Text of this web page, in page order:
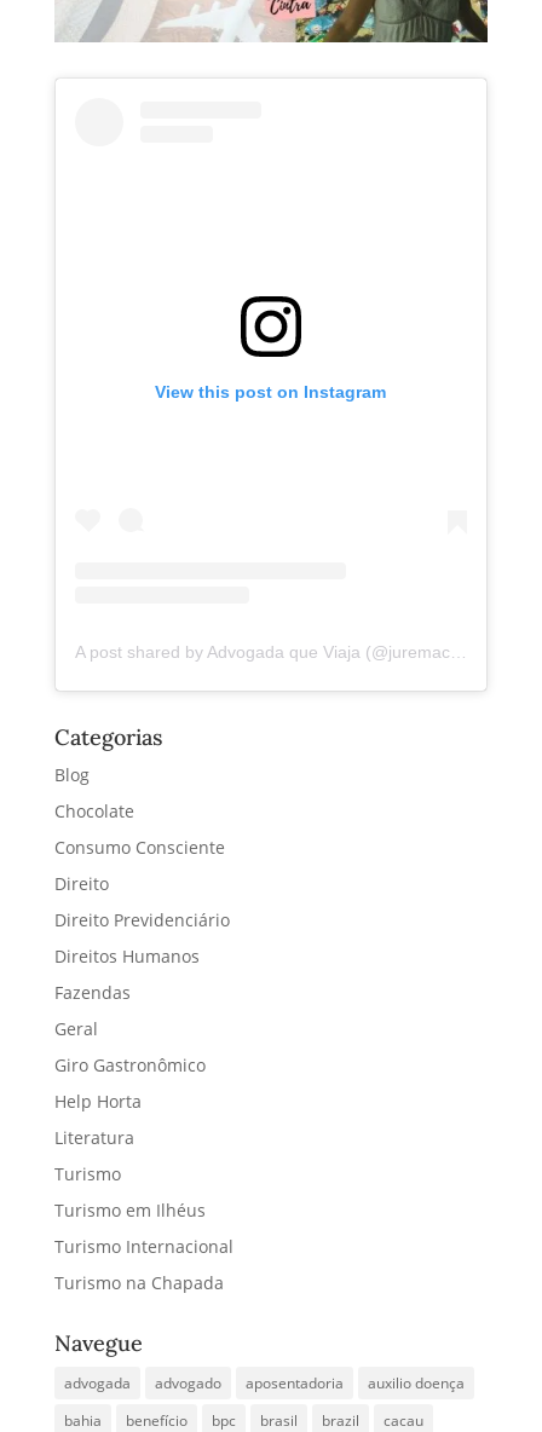
View this post on Instagram
A post shared by Advogada que Viaja (@juremacintra)
Categorias
Blog
Chocolate
Consumo Consciente
Direito
Direito Previdenciário
Direitos Humanos
Fazendas
Geral
Giro Gastronômico
Help Horta
Literatura
Turismo
Turismo em Ilhéus
Turismo Internacional
Turismo na Chapada
Navegue
advogada advogado aposentadoria
auxilio doença
bahia
benefício bpc brasil brazil cacau